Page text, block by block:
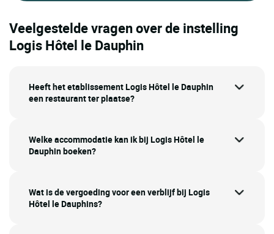
Veelgestelde vragen over de instelling
Logis Hôtel le Dauphin
Heeft het etablissement Logis Hôtel le Dauphin
een restaurant ter plaatse?
Welke accommodatie kan ik bij Logis Hôtel le
Dauphin boeken?
Wat is de vergoeding voor een verblijf bij Logis
Hôtel le Dauphins?